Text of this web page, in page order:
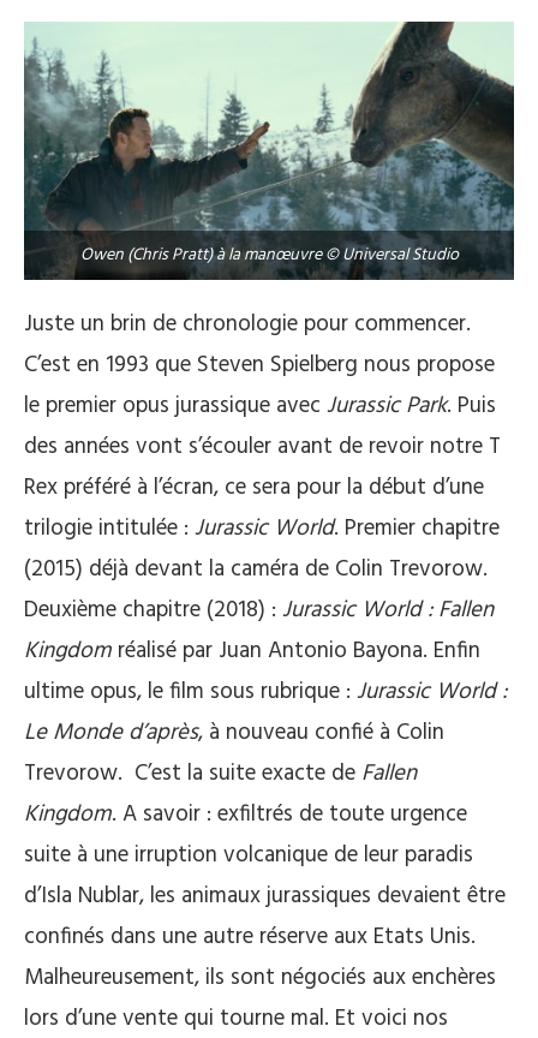
Owen (Chris Pratt) à la manœuvre © Universal Studio
Juste un brin de chronologie pour commencer.
C’est en 1993 que Steven Spielberg nous propose
le premier opus jurassique avec Jurassic Park. Puis
des années vont s’écouler avant de revoir notre T
Rex préféré à l’écran, ce sera pour la début d’une
trilogie intitulée : Jurassic World. Premier chapitre
(2015) déjà devant la caméra de Colin Trevorow.
Deuxième chapitre (2018) : Jurassic World : Fallen
Kingdom réalisé par Juan Antonio Bayona. Enfin
ultime opus, le film sous rubrique : Jurassic World :
Le Monde d’après, à nouveau confié à Colin
Trevorow. C’est la suite exacte de Fallen
Kingdom. A savoir : exfiltrés de toute urgence
suite à une irruption volcanique de leur paradis
d’Isla Nublar, les animaux jurassiques devaient être
confinés dans une autre réserve aux Etats Unis.
Malheureusement, ils sont négociés aux enchères
lors d’une vente qui tourne mal. Et voici nos